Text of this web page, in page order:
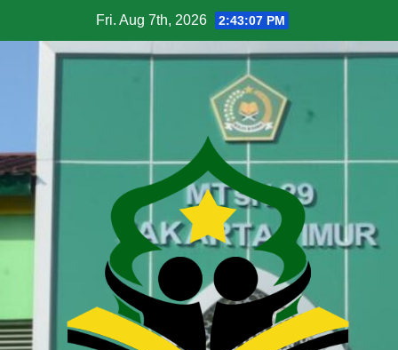
Fri. Aug 7th, 2026 2:43:08 PM